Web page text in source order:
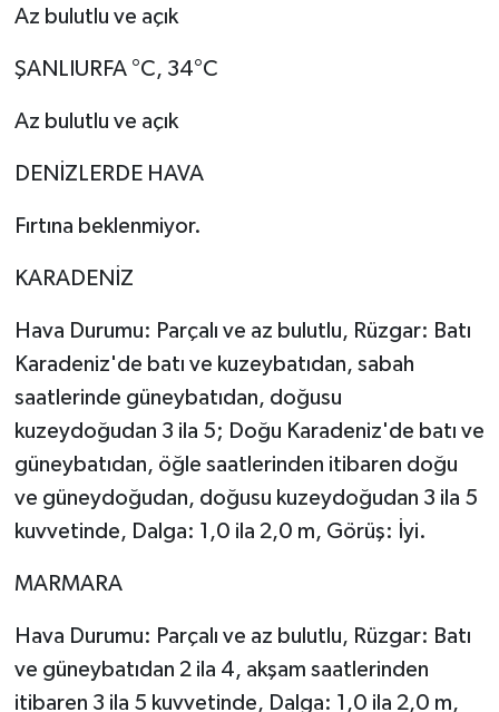
Az bulutlu ve açık
ŞANLIURFA °C, 34°C
Az bulutlu ve açık
DENİZLERDE HAVA
Fırtına beklenmiyor.
KARADENİZ
Hava Durumu: Parçalı ve az bulutlu, Rüzgar: Batı
Karadeniz'de batı ve kuzeybatıdan, sabah
saatlerinde güneybatıdan, doğusu
kuzeydoğudan 3 ila 5; Doğu Karadeniz'de batı ve
güneybatıdan, öğle saatlerinden itibaren doğu
ve güneydoğudan, doğusu kuzeydoğudan 3 ila 5
kuvvetinde, Dalga: 1,0 ila 2,0 m, Görüş: İyi.
MARMARA
Hava Durumu: Parçalı ve az bulutlu, Rüzgar: Batı
ve güneybatıdan 2 ila 4, akşam saatlerinden
itibaren 3 ila 5 kuvvetinde, Dalga: 1,0 ila 2,0 m,